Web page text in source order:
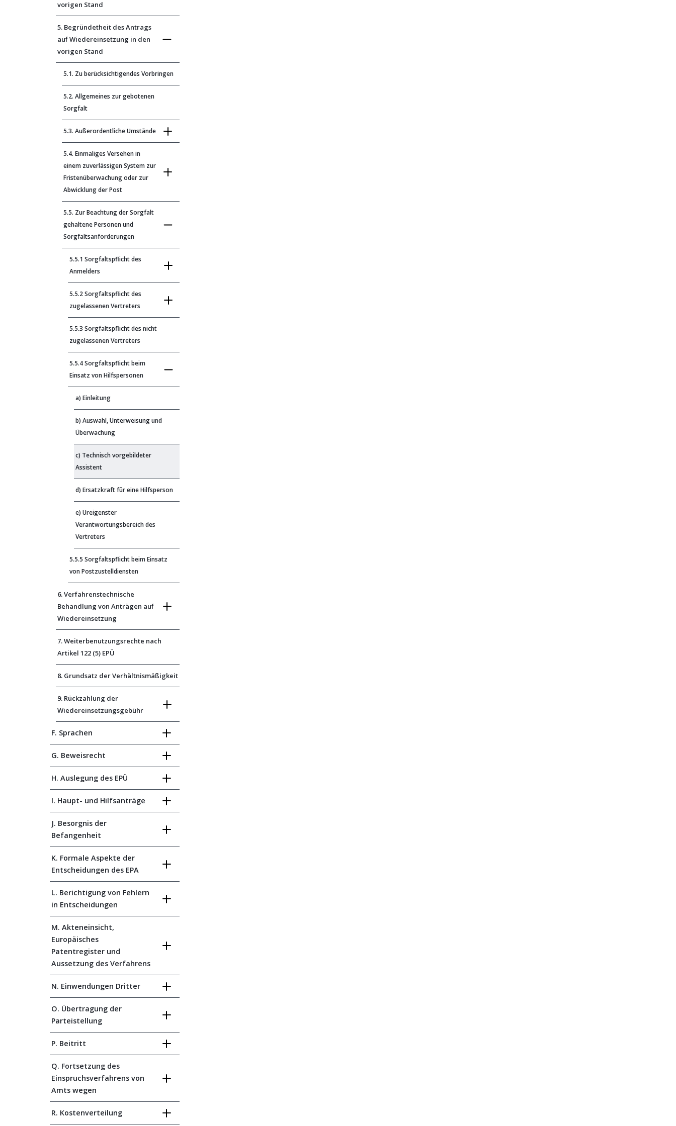
vorigen Stand
5. Begründetheit des Antrags
auf Wiedereinsetzung in den
vorigen Stand
5.1. Zu berücksichtigendes Vorbringen
5.2. Allgemeines zur gebotenen
Sorgfalt
5.3. Außerordentliche Umstände
5.4. Einmaliges Versehen in
einem zuverlässigen System zur
Fristenüberwachung oder zur
Abwicklung der Post
5.5. Zur Beachtung der Sorgfalt
gehaltene Personen und
Sorgfaltsanforderungen
5.5.1 Sorgfaltspflicht des
Anmelders
5.5.2 Sorgfaltspflicht des
zugelassenen Vertreters
5.5.3 Sorgfaltspflicht des nicht
zugelassenen Vertreters
5.5.4 Sorgfaltspflicht beim
Einsatz von Hilfspersonen
a) Einleitung
b) Auswahl, Unterweisung und
Überwachung
c) Technisch vorgebildeter
Assistent
d) Ersatzkraft für eine Hilfsperson
e) Ureigenster
Verantwortungsbereich des
Vertreters
5.5.5 Sorgfaltspflicht beim Einsatz
von Postzustelldiensten
6. Verfahrenstechnische
Behandlung von Anträgen auf
Wiedereinsetzung
7. Weiterbenutzungsrechte nach
Artikel 122 (5) EPÜ
8. Grundsatz der Verhältnismäßigkeit
9. Rückzahlung der
Wiedereinsetzungsgebühr
F. Sprachen
G. Beweisrecht
H. Auslegung des EPÜ
I. Haupt- und Hilfsanträge
J. Besorgnis der
Befangenheit
K. Formale Aspekte der
Entscheidungen des EPA
L. Berichtigung von Fehlern
in Entscheidungen
M. Akteneinsicht,
Europäisches
Patentregister und
Aussetzung des Verfahrens
N. Einwendungen Dritter
O. Übertragung der
Parteistellung
P. Beitritt
Q. Fortsetzung des
Einspruchsverfahrens von
Amts wegen
R. Kostenverteilung